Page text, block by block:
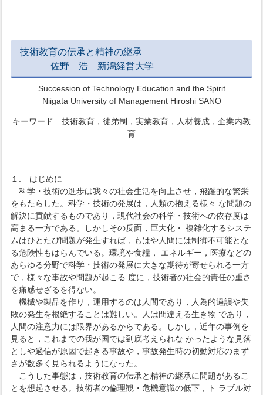
技術教育の伝承と精神の継承
佐野 浩 新潟経営大学
Succession of Technology Education and the Spirit
Niigata University of Management Hiroshi SANO
キーワード 技術教育，徒弟制，実業教育，人材養成，企業内教
育
１. はじめに
科学・技術の進歩は我々の社会生活を向上させ，飛躍的な繁栄
をもたらした。科学・技術の発展は，人類の抱える様々 な問題の
解決に貢献するものであり，現代社会の科学・技術への依存度は
高まる一方である。しかしその反面，巨大化・ 複雑化するシステ
ムはひとたび問題が発生すれば，もはや人間には制御不可能とな
る危険性もはらんでいる。環境や食糧， エネルギー，医療などの
あらゆる分野で科学・技術の発展に大きな期待が寄せられる一方
で，様々な事故や問題が起こる 度に，技術者の社会的責任の重さ
を痛感せざるを得ない。
機械や製品を作り，運用するのは人間であり，人為的過誤や失
敗の発生を根絶することは難しい。人は間違える生き物 であり，
人間の注意力には限界があるからである。しかし，近年の事例を
見ると，これまでの我が国では到底考えられな かったような見落
としや過信が原因で起きる事故や，事故発生時の初動対応のまず
さが数多く見られるようになった。
こうした事態は，技術教育の伝承と精神の継承に問題があるこ
とを想起させる。技術者の倫理観・危機意識の低下，ト ラブル対